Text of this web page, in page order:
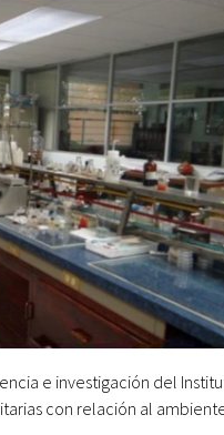
e investigación del
con relación al